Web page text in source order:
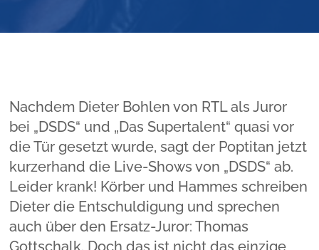
Nachdem Dieter Bohlen von RTL als Juror
bei „DSDS“ und „Das Supertalent“ quasi vor
die Tür gesetzt wurde, sagt der Poptitan jetzt
kurzerhand die Live-Shows von „DSDS“ ab.
Leider krank! Körber und Hammes schreiben
Dieter die Entschuldigung und sprechen
auch über den Ersatz-Juror: Thomas
Gottschalk. Doch das ist nicht das einzige